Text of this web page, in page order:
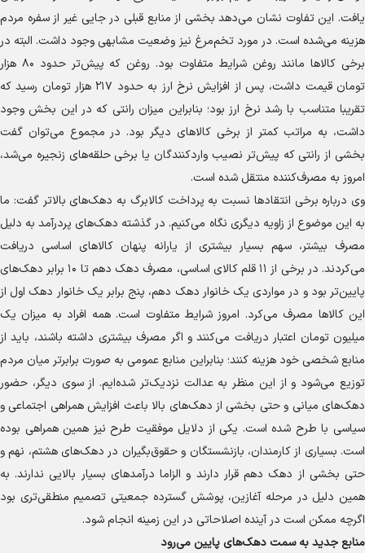
یافت. این تفاوت نشان می‌دهد بخشی از منابع قبلی در جایی غیر از سفره مردم
هزینه می‌شده است. در مورد تخم‌مرغ نیز وضعیت مشابهی وجود داشت. البته در
برخی کالا‌ها مانند روغن شرایط متفاوت بود. روغن که پیش‌تر حدود ۸۰ هزار
تومان قیمت داشت، پس از افزایش نرخ ارز به حدود ۲۱۷ هزار تومان رسید که
تقریبا متناسب با رشد نرخ ارز بود؛ بنابراین میزان رانتی که در این بخش وجود
داشت، به مراتب کمتر از برخی کالا‌های دیگر بود. در مجموع می‌توان گفت
بخشی از رانتی که پیش‌تر نصیب واردکنندگان یا برخی حلقه‌های زنجیره می‌شد،
امروز به مصرف‌کننده منتقل شده است.
وی درباره برخی انتقاد‌ها نسبت به پرداخت کالابرگ به دهک‌های بالاتر گفت: ما
به این موضوع از زاویه دیگری نگاه می‌کنیم. در گذشته دهک‌های پردرآمد به دلیل
مصرف بیشتر، سهم بسیار بیشتری از یارانه پنهان کالا‌های اساسی دریافت
می‌کردند. در برخی از ۱۱ قلم کالای اساسی، مصرف دهک دهم تا ۱۰ برابر دهک‌های
پایین‌تر بود و در مواردی یک خانوار دهک دهم، پنج برابر یک خانوار دهک اول از
این کالا‌ها مصرف می‌کرد. امروز شرایط متفاوت است. همه افراد به میزان یک
میلیون تومان اعتبار دریافت می‌کنند و اگر مصرف بیشتری داشته باشند، باید از
منابع شخصی خود هزینه کنند؛ بنابراین منابع عمومی به صورت برابرتر میان مردم
توزیع می‌شود و از این منظر به عدالت نزدیک‌تر شده‌ایم. از سوی دیگر، حضور
دهک‌های میانی و حتی بخشی از دهک‌های بالا باعث افزایش همراهی اجتماعی و
سیاسی با طرح شده است. یکی از دلایل موفقیت طرح نیز همین همراهی بوده
است. بسیاری از کارمندان، بازنشستگان و حقوق‌بگیران در دهک‌های هشتم، نهم و
حتی بخشی از دهک دهم قرار دارند و الزاما درآمد‌های بسیار بالایی ندارند. به
همین دلیل در مرحله آغازین، پوشش گسترده جمعیتی تصمیم منطقی‌تری بود
اگرچه ممکن است در آینده اصلاحاتی در این زمینه انجام شود.
منابع جدید به سمت دهک‌های پایین می‌رود